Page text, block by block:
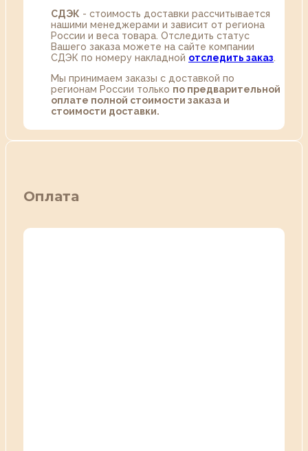
СДЭК - стоимость доставки рассчитывается
нашими менеджерами и зависит от региона
России и веса товара. Отследить статус
Вашего заказа можете на сайте компании
СДЭК по номеру накладной отследить заказ
Мы принимаем заказы с доставкой по
регионам России только по предварительной
оплате полной стоимости заказа и
стоимости доставки.
Оплата